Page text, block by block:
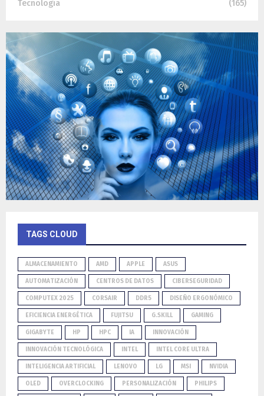
Tecnología (165)
TAGS CLOUD
ALMACENAMIENTO AMD APPLE ASUS
AUTOMATIZACIÓN CENTROS DE DATOS CIBERSEGURIDAD
COMPUTEX 2025 CORSAIR DDR5 DISEÑO ERGONÓMICO
EFICIENCIA ENERGÉTICA FUJITSU G.SKILL GAMING
GIGABYTE HP HPC IA INNOVACIÓN
INNOVACIÓN TECNOLÓGICA INTEL INTEL CORE ULTRA
INTELIGENCIA ARTIFICIAL LENOVO LG MSI NVIDIA
OLED OVERCLOCKING PERSONALIZACIÓN PHILIPS